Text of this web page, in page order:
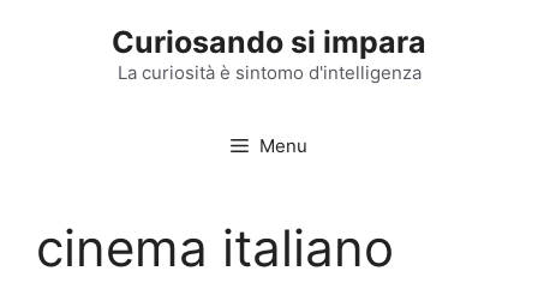
Curiosando si impara
La curiosità è sintomo d'intelligenza
Menu
cinema italiano